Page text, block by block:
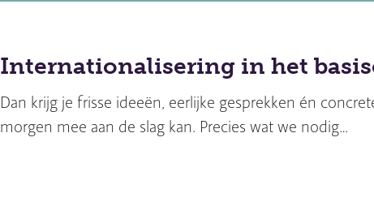
Internationalisering in het
Dan krijg je frisse ideeën, eerlijke gesprekken én
morgen mee aan de slag kan. Precies wat we nodig…